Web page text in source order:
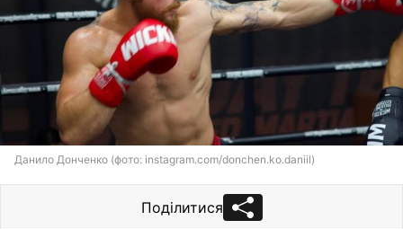
Данило Донченко (фото: instagram.com/donchen.ko.daniil)
Поділитися